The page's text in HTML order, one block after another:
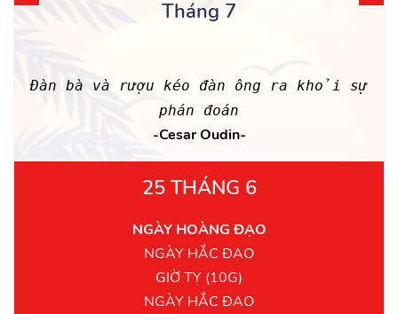
Tháng 7
Đàn bà và rượu kéo đàn ông ra khỏi sự
phán đoán
-Cesar Oudin-
25 THÁNG 6
NGÀY HOÀNG ĐẠO
NGÀY HẮC ĐẠO
GIỜ TỴ (10G)
NGÀY HẮC ĐẠO